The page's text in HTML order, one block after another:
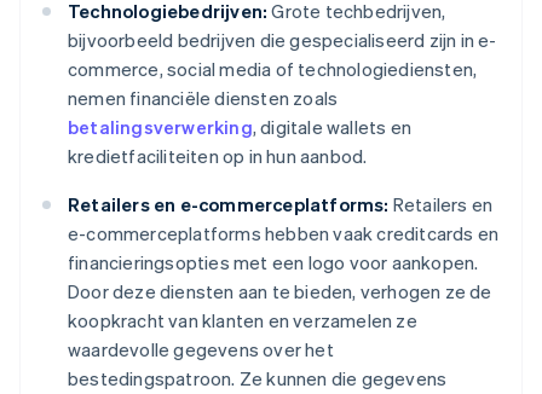
Technologiebedrijven: Grote techbedrijven,
bijvoorbeeld bedrijven die gespecialiseerd zijn in e-
commerce, social media of technologiediensten,
nemen financiële diensten zoals
betalingsverwerking, digitale wallets en
kredietfaciliteiten op in hun aanbod.
Retailers en e-commerceplatforms: Retailers en
e-commerceplatforms hebben vaak creditcards en
financieringsopties met een logo voor aankopen.
Door deze diensten aan te bieden, verhogen ze de
koopkracht van klanten en verzamelen ze
waardevolle gegevens over het
bestedingspatroon. Ze kunnen die gegevens